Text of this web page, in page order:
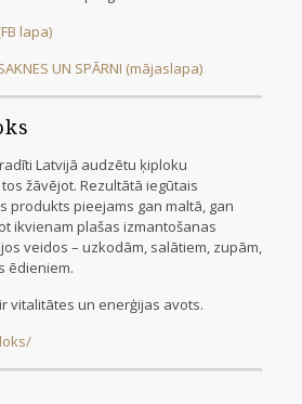
lapa)
UN SPĀRNI (mājaslapa)
Latvijā audzētu ķiploku
žāvējot. Rezultātā iegūtais
produkts pieejams gan maltā, gan
ikvienam plašas izmantošanas
veidos – uzkodām, salātiem, zupām,
ēdieniem.
vitalitātes un enerģijas avots.